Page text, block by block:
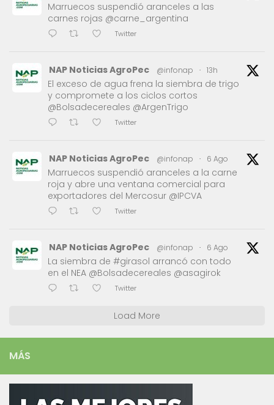
Marruecos suspendió aranceles a las
carnes rojas @carne_argentina
Twitter
NAP Noticias AgroPec @infonap · 13h
El exceso de agua frena la siembra de trigo
y compromete a los ciclos cortos
@Bolsadecereales @ArgenTrigo
Twitter
NAP Noticias AgroPec @infonap · 6 Ago
Marruecos suspendió aranceles a la carne
roja y abre una ventana comercial para
exportadores del Mercosur @IPCVA
Twitter
NAP Noticias AgroPec @infonap · 6 Ago
La siembra de #girasol arrancó con todo
en el NEA @Bolsadecereales @asagirok
Twitter
Load More
MÁS